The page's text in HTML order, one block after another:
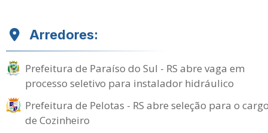
Arredores:
Prefeitura de Paraíso do Sul - RS abre vaga em
processo seletivo para instalador hidráulico
Prefeitura de Pelotas - RS abre seleção para o
de Cozinheiro